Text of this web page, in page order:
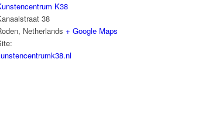
K38
38
, Netherlands + Google Maps